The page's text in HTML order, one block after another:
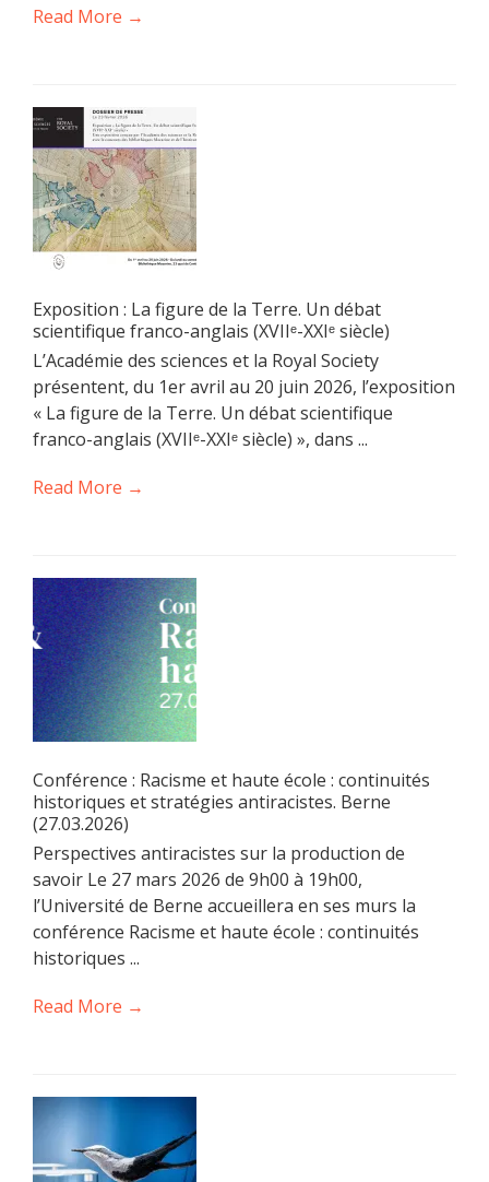
Read More →
Exposition : La figure de la Terre. Un débat
scientifique franco-anglais (XVIIᵉ-XXIᵉ siècle)
L’Académie des sciences et la Royal Society
présentent, du 1er avril au 20 juin 2026, l’exposition
« La figure de la Terre. Un débat scientifique
franco-anglais (XVIIᵉ-XXIᵉ siècle) », dans ...
Read More →
Conférence : Racisme et haute école : continuités
historiques et stratégies antiracistes. Berne
(27.03.2026)
Perspectives antiracistes sur la production de
savoir Le 27 mars 2026 de 9h00 à 19h00,
l’Université de Berne accueillera en ses murs la
conférence Racisme et haute école : continuités
historiques ...
Read More →